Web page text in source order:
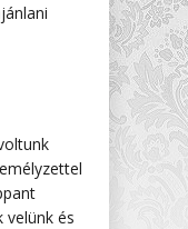
velünk és